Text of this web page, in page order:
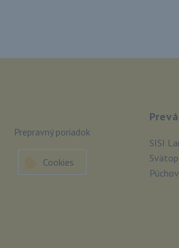
Prepravný poriadok
Cookies
SISI